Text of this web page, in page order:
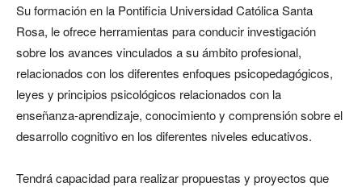
Su formación en la Pontificia Universidad Católica Santa
Rosa, le ofrece herramientas para conducir investigación
sobre los avances vinculados a su ámbito profesional,
relacionados con los diferentes enfoques psicopedagógicos,
leyes y principios psicológicos relacionados con la
enseñanza-aprendizaje, conocimiento y comprensión sobre el
desarrollo cognitivo en los diferentes niveles educativos.
Tendrá capacidad para realizar propuestas y proyectos que